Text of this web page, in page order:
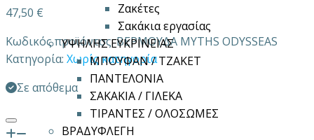
Ζακέτες
Σακάκια εργασίας
ΥΨΗΛΗΣ ΕΥΚΡΙΝΕΙΑΣ
ΜΠΟΥΦΑΝ / ΤΖΑΚΕΤ
ΠΑΝΤΕΛΟΝΙΑ
ΣΑΚΑΚΙΑ / ΓΙΛΕΚΑ
ΤΙΡΑΝΤΕΣ / ΟΛΟΣΩΜΕΣ
ΒΡΑΔΥΦΛΕΓΗ
47,50 €
Κωδικός προϊόντος:ΒΕΡΜΟΥΔΑ MYTHS ODYSSEAS
Κατηγορία: Χωρίς κατηγορία
Σε απόθεμα